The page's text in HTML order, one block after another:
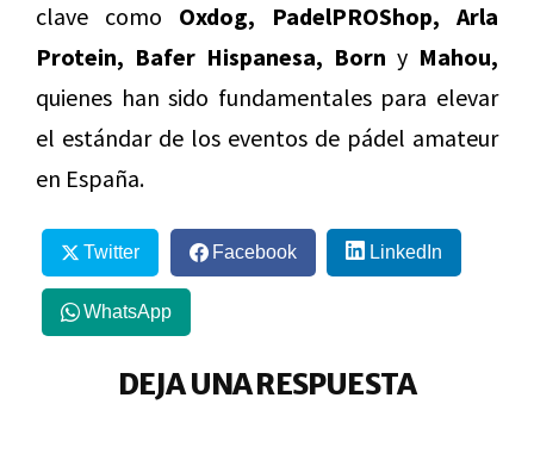
clave como Oxdog, PadelPROShop, Arla
Protein, Bafer Hispanesa, Born y Mahou,
quienes han sido fundamentales para elevar
el estándar de los eventos de pádel amateur
en España.
Twitter Facebook LinkedIn
WhatsApp
DEJA UNA RESPUESTA